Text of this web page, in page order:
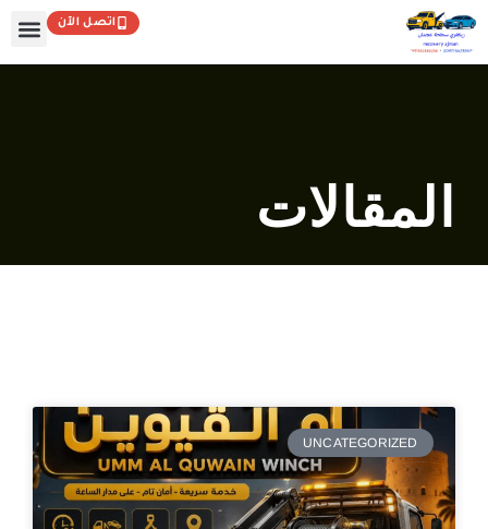
إلى
المحتوى
اتصل الآن
المقالات
UNCATEGORIZED